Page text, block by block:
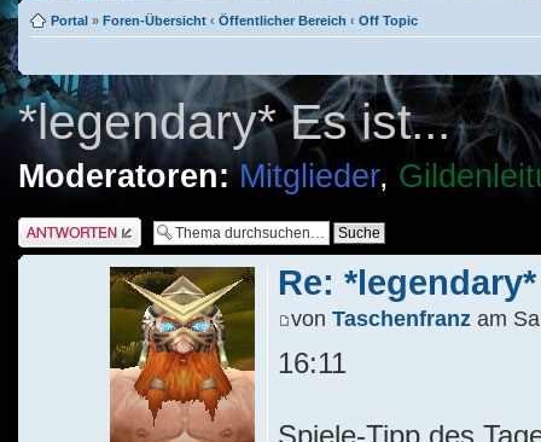
Portal » Foren-Übersicht ‹ Öffentlicher Bereich ‹ Off Topic
*legendary* Es ist...
Moderatoren: Mitglieder,
Antwort schreiben
Re:
von Taschenfranzam Sa
16:11
Spiele-Tipp des